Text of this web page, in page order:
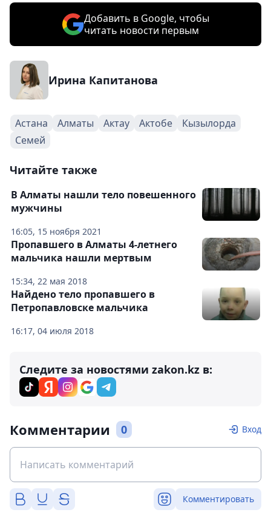
Добавить в Google, чтобы
читать новости первым
Ирина Капитанова
Астана Алматы Актау Актобе
Кызылорда
Семей
Читайте также
16:05, 15 ноября 2021
В Алматы нашли тело повешенного
мужчины
15:34, 22 мая 2018
Пропавшего в Алматы 4-летнего
мальчика нашли мертвым
16:17, 04 июля 2018
Найдено тело пропавшего в
Петропавловске мальчика
Следите за новостями zakon.kz в:
Комментарии 0 Вход
Комментировать